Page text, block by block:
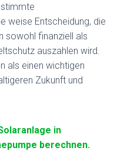
weise Entscheidung, die
sowohl finanziell als
auszahlen wird.
als einen wichtigen
Zukunft und
in
berechnen.